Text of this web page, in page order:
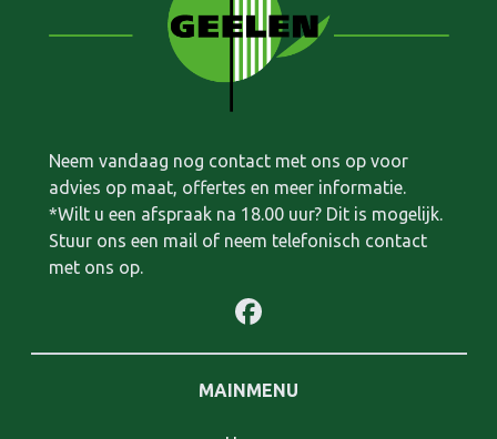
Neem vandaag nog contact met ons op voor
advies op maat, offertes en meer informatie.
*Wilt u een afspraak na 18.00 uur? Dit is mogelijk.
Stuur ons een mail of neem telefonisch contact
met ons op.
MAINMENU